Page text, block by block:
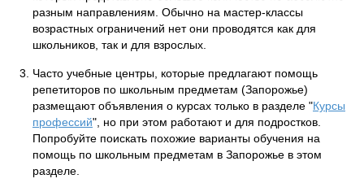
разным направлениям. Обычно на мастер-классы
возрастных ограничений нет они проводятся как для
школьников, так и для взрослых.
Часто учебные центры, которые предлагают помощь
репетиторов по школьным предметам (Запорожье)
размещают объявления о курсах только в разделе "Курсы
профессий", но при этом работают и для подростков.
Попробуйте поискать похожие варианты обучения на
помощь по школьным предметам в Запорожье в этом
разделе.